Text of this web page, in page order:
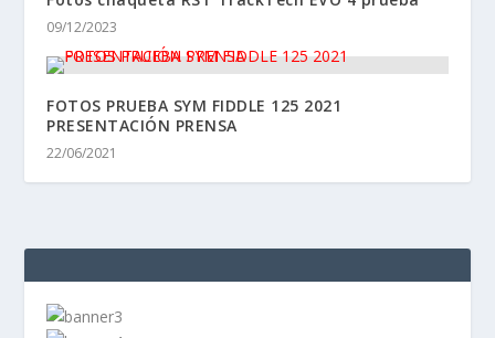
09/12/2023
FOTOS PRUEBA SYM FIDDLE 125 2021
PRESENTACIÓN PRENSA
22/06/2021